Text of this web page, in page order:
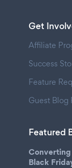
Get
Affiliate
Success
Feature
Guest Blog
Featured
Converting
Black